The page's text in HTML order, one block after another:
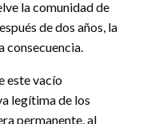
la comunidad de
de dos años, la
consecuencia.
este vacío
legítima de los
permanente, al